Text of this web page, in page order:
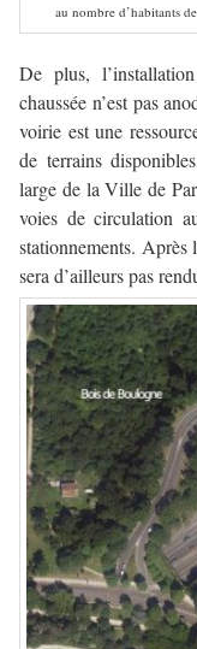
au nombre d’habitants
De plus,
chaussée n’est pas
voirie est une
de terrains
large de la Ville de
voies de circulation
stationnements. Après
sera d’ailleurs pas